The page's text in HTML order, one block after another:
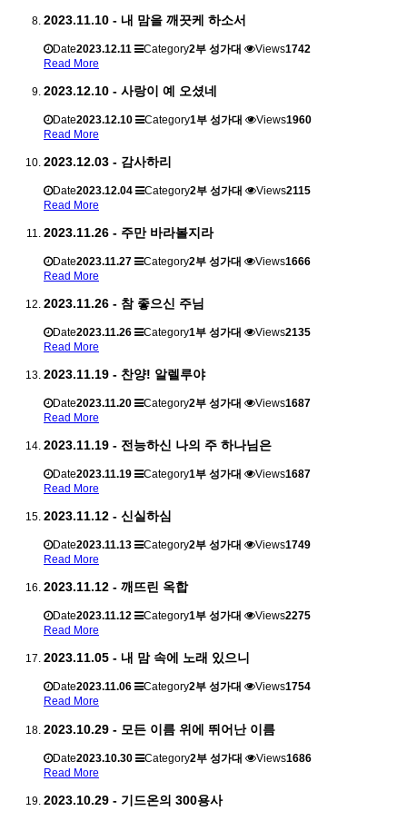
2023.11.10 - 내 맘을 깨끗케 하소서
Date2023.12.11 Category2부 성가대 Views1742
Read More
2023.12.10 - 사랑이 예 오셨네
Date2023.12.10 Category1부 성가대 Views1960
Read More
2023.12.03 - 감사하리
Date2023.12.04 Category2부 성가대 Views2115
Read More
2023.11.26 - 주만 바라볼지라
Date2023.11.27 Category2부 성가대 Views1666
Read More
2023.11.26 - 참 좋으신 주님
Date2023.11.26 Category1부 성가대 Views2135
Read More
2023.11.19 - 찬양! 알렐루야
Date2023.11.20 Category2부 성가대 Views1687
Read More
2023.11.19 - 전능하신 나의 주 하나님은
Date2023.11.19 Category1부 성가대 Views1687
Read More
2023.11.12 - 신실하심
Date2023.11.13 Category2부 성가대 Views1749
Read More
2023.11.12 - 깨뜨린 옥합
Date2023.11.12 Category1부 성가대 Views2275
Read More
2023.11.05 - 내 맘 속에 노래 있으니
Date2023.11.06 Category2부 성가대 Views1754
Read More
2023.10.29 - 모든 이름 위에 뛰어난 이름
Date2023.10.30 Category2부 성가대 Views1686
Read More
2023.10.29 - 기드온의 300용사